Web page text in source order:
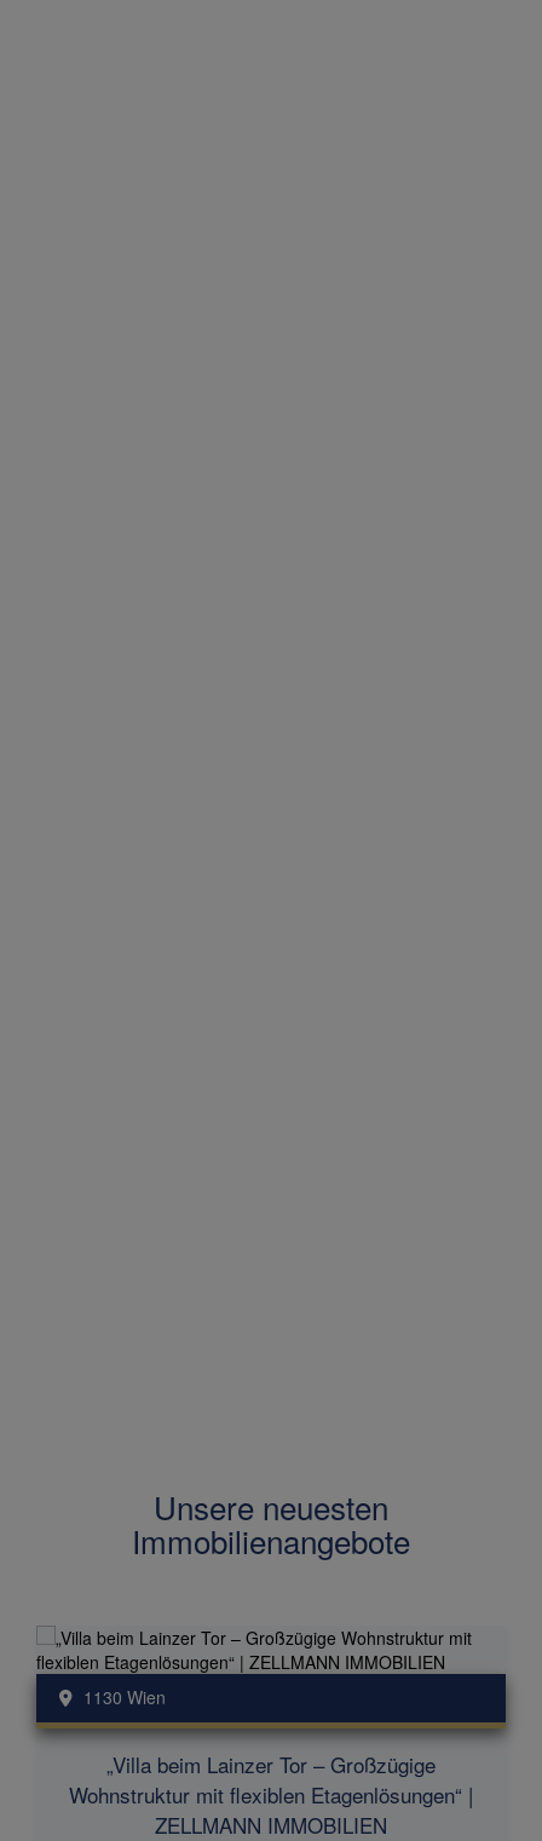
Unsere neuesten
Immobilienangebote
„Villa beim Lainzer Tor – Großzügige
Wohnstruktur mit flexiblen Etagenlösungen“ |
ZELLMANN IMMOBILIEN
1130 Wien